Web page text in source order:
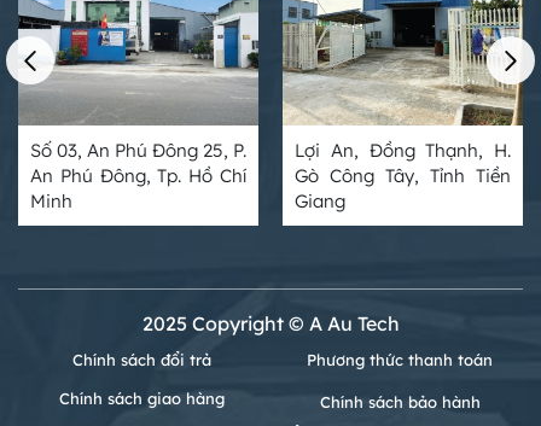
Số 03, An Phú Đông 25, P.
An Phú Đông, Tp. Hồ Chí
Minh
Lợi An, Đồng Thạnh, H.
Gò Công Tây, Tỉnh Tiền
Giang
2025 Copyright © A Au Tech
Chính sách đổi trả
Phương thức thanh toán
Chính sách giao hàng
Chính sách bảo hành